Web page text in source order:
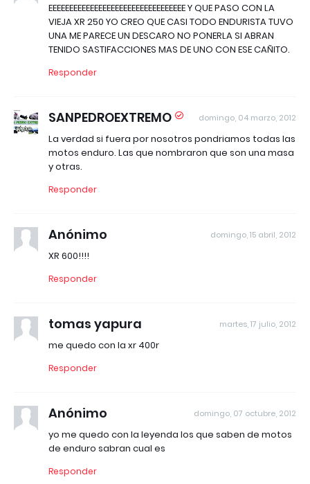
EEEEEEEEEEEEEEEEEEEEEEEEEEEEEEEEE Y QUE PASO CON LA
VIEJA XR 250 YO CREO QUE CASI TODO ENDURISTA TUVO
UNA ME PARECE UN DESCARO NO PONERLA SI ABRAN
TENIDO SASTIFACCIONES MAS DE UNO CON ESE CAÑITO.
Responder
SANPEDROEXTREMO domingo, 04 marzo, 2012
La verdad si fuera por nosotros pondriamos todas las
motos enduro. Las que nombraron que son una masa
y otras.
Responder
Anónimo domingo, 15 abril, 2012
XR 600!!!!
Responder
tomas yapura martes, 17 julio, 2012
me quedo con la xr 400r
Responder
Anónimo domingo, 07 octubre, 2012
yo me quedo con la leyenda los que saben de motos
de enduro sabran cual es
Responder